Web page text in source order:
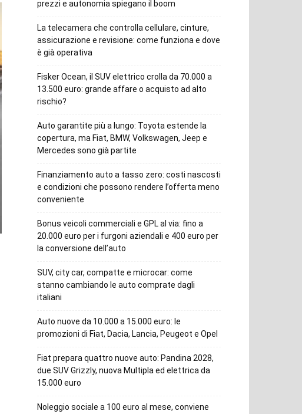
prezzi e autonomia spiegano il boom
La telecamera che controlla cellulare, cinture,
assicurazione e revisione: come funziona e dove
è già operativa
Fisker Ocean, il SUV elettrico crolla da 70.000 a
13.500 euro: grande affare o acquisto ad alto
rischio?
Auto garantite più a lungo: Toyota estende la
copertura, ma Fiat, BMW, Volkswagen, Jeep e
Mercedes sono già partite
Finanziamento auto a tasso zero: costi nascosti
e condizioni che possono rendere l’offerta meno
conveniente
Bonus veicoli commerciali e GPL al via: fino a
20.000 euro per i furgoni aziendali e 400 euro per
la conversione dell’auto
SUV, city car, compatte e microcar: come
stanno cambiando le auto comprate dagli
italiani
Auto nuove da 10.000 a 15.000 euro: le
promozioni di Fiat, Dacia, Lancia, Peugeot e Opel
Fiat prepara quattro nuove auto: Pandina 2028,
due SUV Grizzly, nuova Multipla ed elettrica da
15.000 euro
Noleggio sociale a 100 euro al mese, conviene